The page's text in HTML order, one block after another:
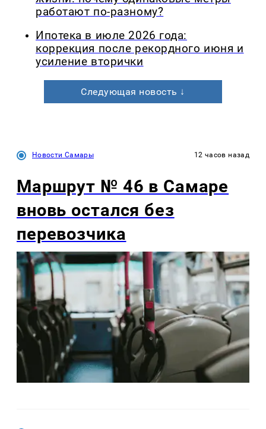
работают по-разному?
Ипотека в июле 2026 года:
коррекция после рекордного июня и
усиление вторички
Следующая новость ↓
Новости Самары 12 часов назад
Маршрут № 46 в Самаре
вновь остался без
перевозчика